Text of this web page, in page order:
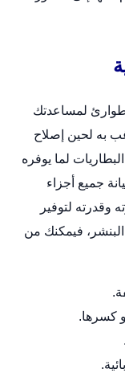
لمساعدتك
به لحين إصلاح
لما يوفره
جميع أجزاء
وقدرته لتوفير
فيمكنك من
كسرها.